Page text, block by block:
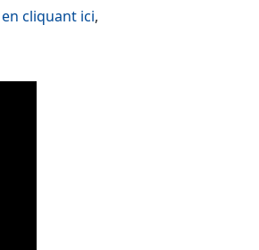
cliquant ici,